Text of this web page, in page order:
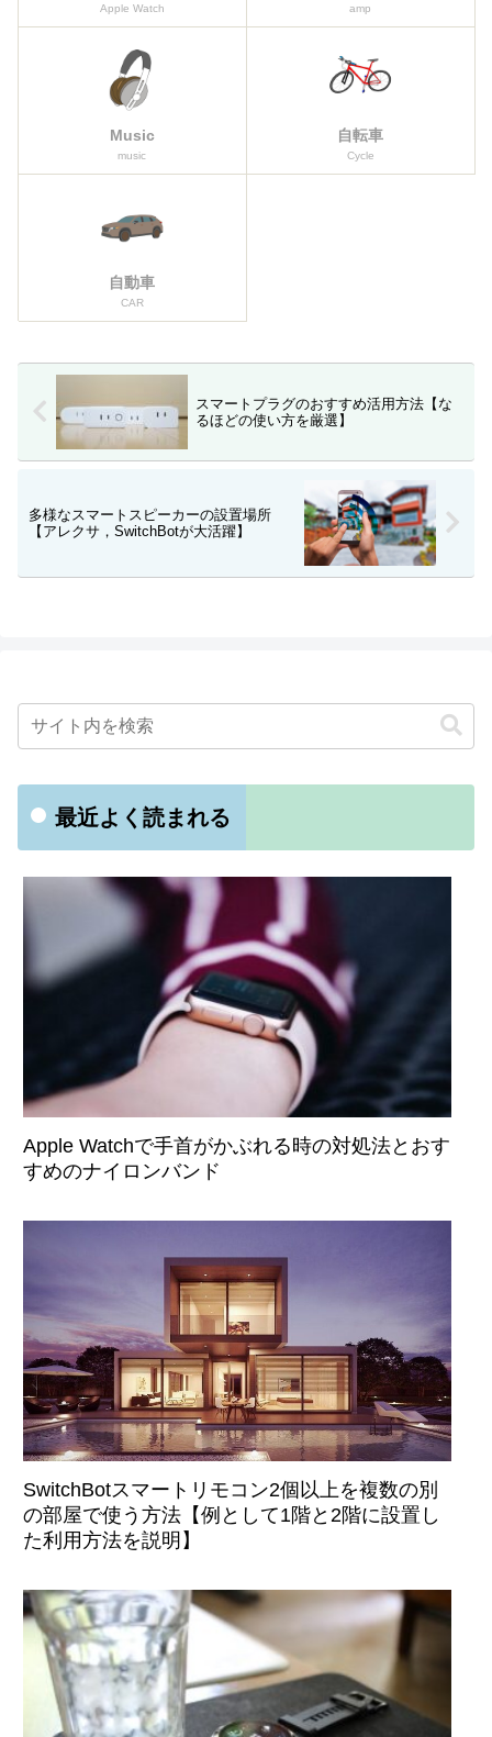
Apple Watch amp
Music
music
自転車
Cycle
自動車
CAR
スマートプラグのおすすめ活用方法【な
るほどの使い方を厳選】
多様なスマートスピーカーの設置場所
【アレクサ，SwitchBotが大活躍】
最近よく読まれる
Apple Watchで手首がかぶれる時の対処法とおす
すめのナイロンバンド
SwitchBotスマートリモコン2個以上を複数の別
の部屋で使う方法【例として1階と2階に設置し
た利用方法を説明】